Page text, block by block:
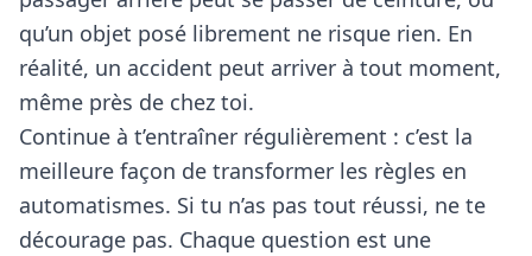
qu’un objet posé librement ne risque rien. En
réalité, un accident peut arriver à tout moment,
même près de chez toi.
Continue à t’entraîner régulièrement : c’est la
meilleure façon de transformer les règles en
automatismes. Si tu n’as pas tout réussi, ne te
décourage pas. Chaque question est une